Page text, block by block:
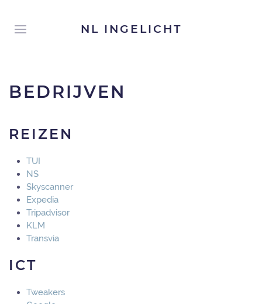
NL INGELICHT
BEDRIJVEN
REIZEN
TUI
NS
Skyscanner
Expedia
Tripadvisor
KLM
Transvia
ICT
Tweakers